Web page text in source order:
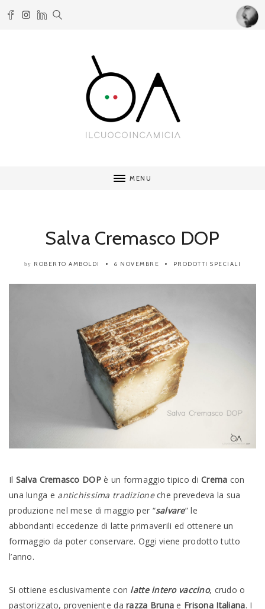
MENU
Salva Cremasco DOP
by ROBERTO AMBOLDI 6 NOVEMBRE PRODOTTI SPECIALI
Il Salva Cremasco DOPè un formaggio tipico diCrema con
una lunga e antichissima tradizioneche prevedeva la sua
produzione nel mese di maggio per “salvare” le
abbondanti eccedenze di latte primaverili ed ottenere un
formaggio da poter conservare. Oggi viene prodotto tutto
l’anno.
Si ottiene esclusivamente con latte intero vaccino, crudo o
pastorizzato, proveniente darazza Bruna e Frisona Italiana. I